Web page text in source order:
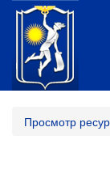
Просмотр